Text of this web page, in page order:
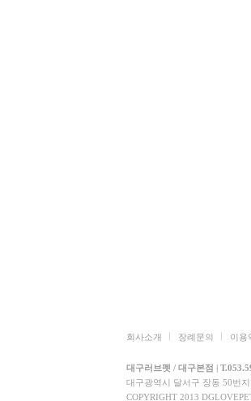
회사소개 장례문의 이용
대구러브펫 / 대구본점 |
대구광역시 달서구 장동 50번
COPYRIGHT 2013